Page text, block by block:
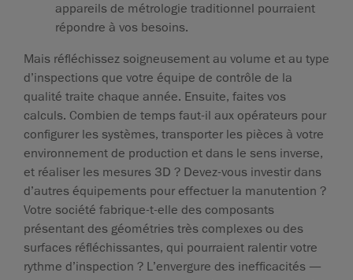
appareils de métrologie traditionnel pourraient
répondre à vos besoins.
Mais réfléchissez soigneusement au volume et au type
d’inspections que votre équipe de contrôle de la
qualité traite chaque année. Ensuite, faites vos
calculs. Combien de temps faut-il aux opérateurs pour
configurer les systèmes, transporter les pièces à votre
environnement de production et dans le sens inverse,
et réaliser les mesures 3D ? Devez-vous investir dans
d’autres équipements pour effectuer la manutention ?
Votre société fabrique-t-elle des composants
présentant des géométries très complexes ou des
surfaces réfléchissantes, qui pourraient ralentir votre
rythme d’inspection ? L’envergure des inefficacités —